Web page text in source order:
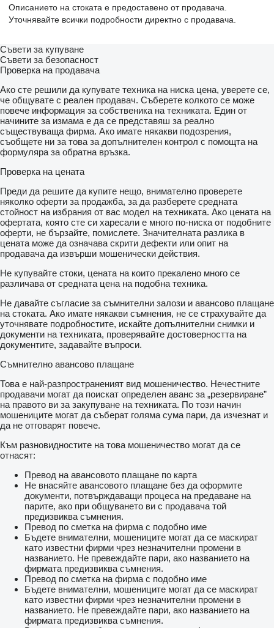
Описанието на стоката е предоставено от продавача.
Уточнявайте всички подробности директно с продавача.
Съвети за купуване
Съвети за безопасност
Проверка на продавача
Ако сте решили да купувате техника на ниска цена, уверете се,
че общувате с реален продавач. Съберете колкото се може
повече информация за собственика на техниката. Един от
начините за измама е да се представяш за реално
съществуваща фирма. Ако имате някакви подозрения,
съобщете ни за това за допълнителен контрол с помощта на
формуляра за обратна връзка.
Проверка на цената
Преди да решите да купите нещо, внимателно проверете
няколко оферти за продажба, за да разберете средната
стойност на избрания от вас модел на техниката. Ако цената на
офертата, която сте си харесали е много по-ниска от подобните
оферти, не бързайте, помислете. Значителната разлика в
цената може да означава скрити дефекти или опит на
продавача да извърши мошенически действия.
Не купувайте стоки, цената на които прекалено много се
различава от средната цена на подобна техника.
Не давайте съгласие за съмнителни залози и авансово плащане
на стоката. Ако имате някакви съмнения, не се страхувайте да
уточнявате подробностите, искайте допълнителни снимки и
документи на техниката, проверявайте достоверността на
документите, задавайте въпроси.
Съмнително авансово плащане
Това е най-разпространеният вид мошеничество. Нечестните
продавачи могат да поискат определен аванс за „резервиране”
на правото ви за закупуване на техниката. По този начин
мошениците могат да съберат голяма сума пари, да изчезнат и
да не отговарят повече.
Към разновидностите на това мошеничество могат да се
отнасят:
Превод на авансовото плащане по карта
Не внасяйте авансовото плащане без да оформите
документи, потвърждаващи процеса на предаване на
парите, ако при общуването ви с продавача той
предизвиква съмнения.
Превод по сметка на фирма с подобно име
Бъдете внимателни, мошениците могат да се маскират
като известни фирми чрез незначителни промени в
названието. Не превеждайте пари, ако названието на
фирмата предизвиква съмнения.
Превод по сметка на фирма с подобно име
Бъдете внимателни, мошениците могат да се маскират
като известни фирми чрез незначителни промени в
названието. Не превеждайте пари, ако названието на
фирмата предизвиква съмнения.